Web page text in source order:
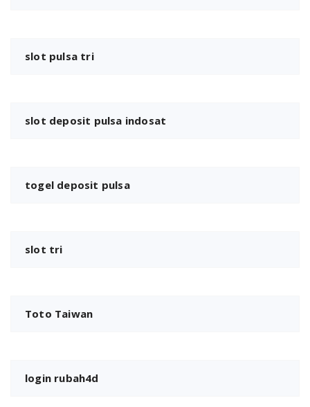
slot pulsa tri
slot deposit pulsa indosat
togel deposit pulsa
slot tri
Toto Taiwan
login rubah4d